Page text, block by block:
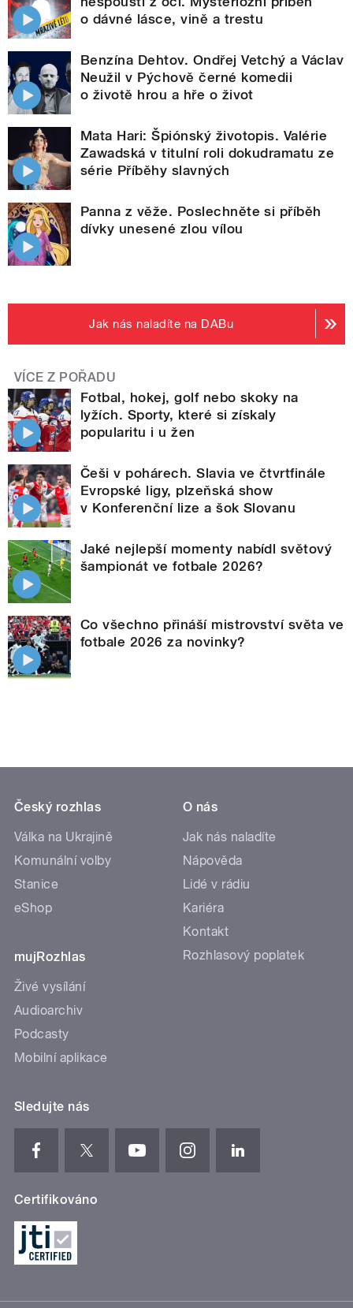
o dávné lásce, vině a trestu
Benzína Dehtov. Ondřej Vetchý a Václav
Neužil v Pýchově černé komedii
o životě hrou a hře o život
Mata Hari: Špiónský životopis. Valérie
Zawadská v titulní roli dokudramatu ze
série Příběhy slavných
Panna z věže. Poslechněte si příběh
dívky unesené zlou vílou
Jak nás naladíte na DABu
VÍCE Z POŘADU
Fotbal, hokej, golf nebo skoky na
lyžích. Sporty, které si získaly
popularitu i u žen
Češi v pohárech. Slavia ve čtvrtfinále
Evropské ligy, plzeňská show
v Konferenční lize a šok Slovanu
Jaké nejlepší momenty nabídl světový
šampionát ve fotbale 2026?
Co všechno přináší mistrovství světa ve
fotbale 2026 za novinky?
Český rozhlas
Válka na Ukrajině
Komunální volby
Stanice
eShop
mujRozhlas
Živé vysílání
Audioarchiv
Podcasty
Mobilní aplikace
O nás
Jak nás naladíte
Nápověda
Lidé v rádiu
Kariéra
Kontakt
Rozhlasový poplatek
Sledujte nás
Certifikováno